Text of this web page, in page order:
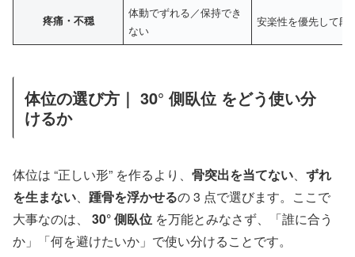
疼痛・不穏
体動でずれる／保持でき
ない
安楽性を優先して段
体位の選び方｜ 30° 側臥位 をどう使い分
けるか
体位は “正しい形” を作るより、 骨突出を当てない、 ずれ
を生まない、 踵骨を浮かせるの 3 点で選びます。ここで
大事なのは、
30° 側臥位 を万能とみなさず、「誰に合う
か」「何を避けたいか」で使い分けることです。